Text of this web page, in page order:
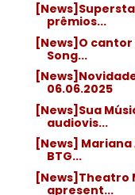
prêmios...
[News]O
Song...
06.06.2025
[News]Sua
audiovis...
[News]
BTG...
[News]Theatro
apresent...